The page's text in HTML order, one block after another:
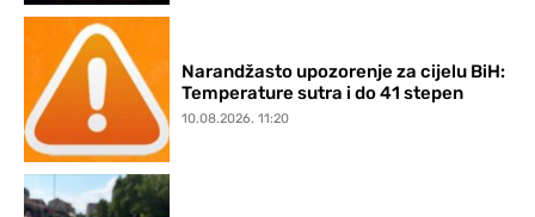
Narandžasto upozorenje za cijelu BiH:
Temperature sutra i do 41 stepen
10.08.2026. 11:20